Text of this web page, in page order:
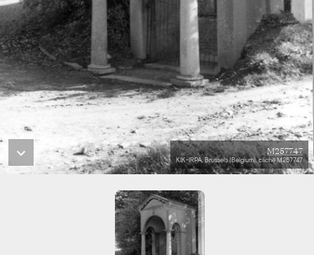
M257747
KIK-IRPA, Brussels (Belgium), cliché M257747